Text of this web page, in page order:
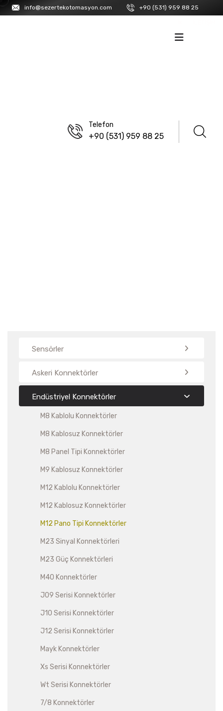
info@sezertekotomasyon.com +90 (531) 959 88 25
Telefon
+90 (531) 959 88 25
Sensörler
Askeri Konnektörler
Endüstriyel Konnektörler
M8 Kablolu Konnektörler
M8 Kablosuz Konnektörler
M8 Panel Tipi Konnektörler
M9 Kablosuz Konnektörler
M12 Kablolu Konnektörler
M12 Kablosuz Konnektörler
M12 Pano Tipi Konnektörler
M23 Sinyal Konnektörleri
M23 Güç Konnektörleri
M40 Konnektörler
J09 Serisi Konnektörler
J10 Serisi Konnektörler
J12 Serisi Konnektörler
Mayk Konnektörler
Xs Serisi Konnektörler
Wt Serisi Konnektörler
7/8 Konnektörler